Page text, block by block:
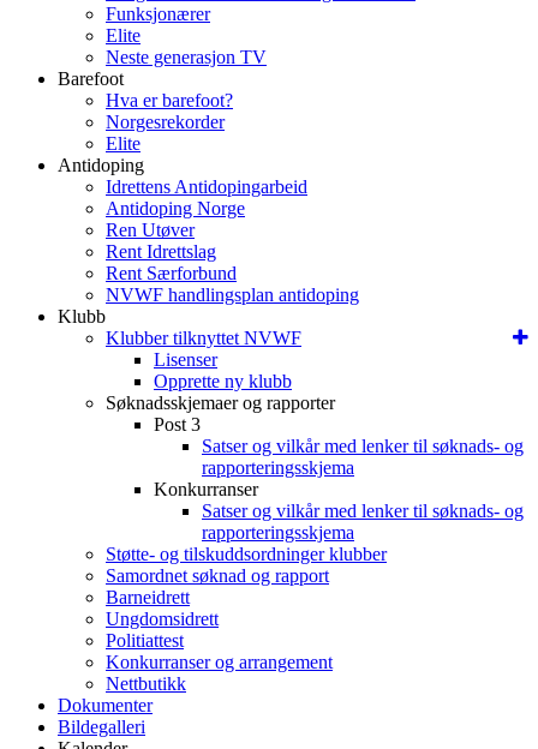
Funksjonærer
Elite
Neste generasjon TV
Barefoot
Hva er barefoot?
Norgesrekorder
Elite
Antidoping
Idrettens Antidopingarbeid
Antidoping Norge
Ren Utøver
Rent Idrettslag
Rent Særforbund
NVWF handlingsplan antidoping
Klubb
Klubber tilknyttet NVWF
Lisenser
Opprette ny klubb
Søknadsskjemaer og rapporter
Post 3
Satser og vilkår med lenker til søknads- og
rapporteringsskjema
Konkurranser
Satser og vilkår med lenker til søknads- og
rapporteringsskjema
Støtte- og tilskuddsordninger klubber
Samordnet søknad og rapport
Barneidrett
Ungdomsidrett
Politiattest
Konkurranser og arrangement
Nettbutikk
Dokumenter
Bildegalleri